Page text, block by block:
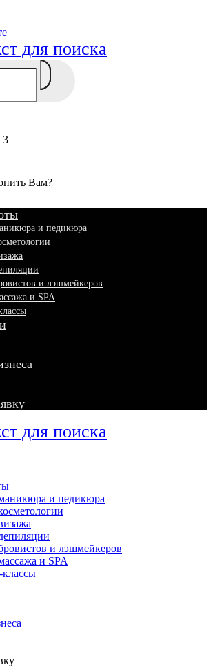
для поиска
3
Вам?
и педикюра
и лэшмейкеров
и SPA
для поиска
и педикюра
и лэшмейкеров
и SPA